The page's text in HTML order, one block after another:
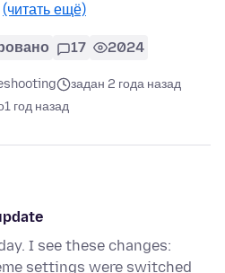
(читать ещё)
17 2024
задан 2 года назад
1 год назад
I see these changes:
settings were switched